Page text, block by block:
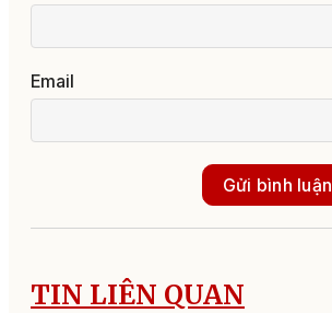
Email
Gửi bình luận
TIN LIÊN QUAN